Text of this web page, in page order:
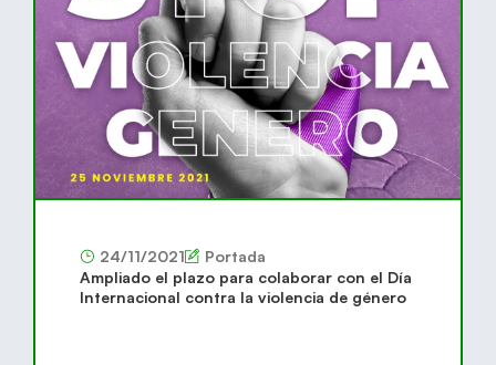
24/11/2021
Portada
Ampliado el plazo para colaborar con el Día
Internacional contra la violencia de género